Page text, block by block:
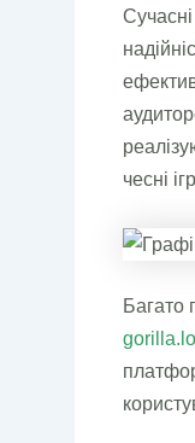
чесні
Багато